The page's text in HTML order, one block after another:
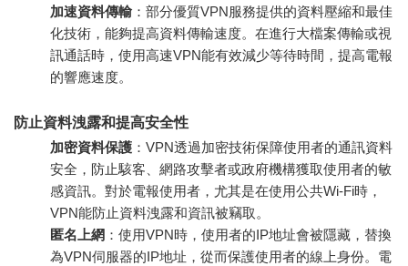
加速資料傳輸：部分優質VPN服務提供的資料壓縮和最佳
化技術，能夠提高資料傳輸速度。在進行大檔案傳輸或視
訊通話時，使用高速VPN能有效減少等待時間，提高電報
的響應速度。
防止資料洩露和提高安全性
加密資料保護 ：VPN透過加密技術保障使用者的通訊資料
安全，防止駭客、網路攻擊者或政府機構獲取使用者的敏
感資訊。對於電報使用者，尤其是在使用公共Wi-Fi時，
VPN能防止資料洩露和資訊被竊取。
匿名上網 ：使用VPN時，使用者的IP地址會被隱藏，替換
為VPN伺服器的IP地址，從而保護使用者的線上身份。電